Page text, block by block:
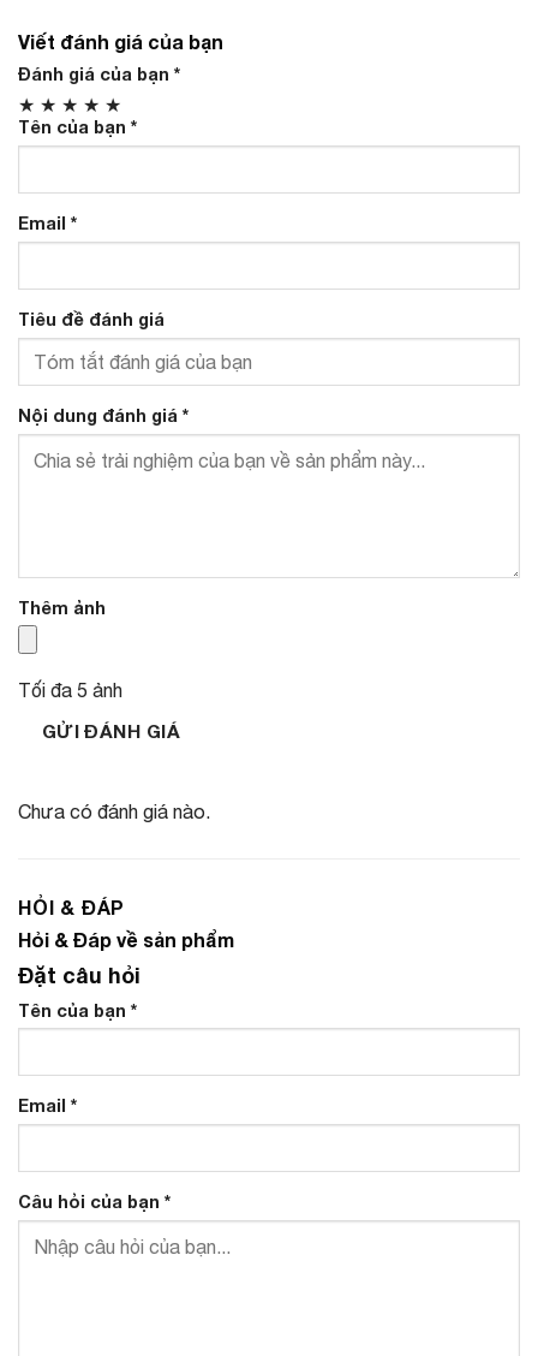
Viết đánh giá của bạn
Đánh giá của bạn *
★ ★ ★ ★ ★
Tên của bạn *
Email *
Tiêu đề đánh giá
Nội dung đánh giá *
Thêm ảnh
Tối đa 5 ảnh
GỬI ĐÁNH GIÁ
Chưa có đánh giá nào.
HỎI & ĐÁP
Hỏi & Đáp về sản phẩm
Đặt câu hỏi
Tên của bạn *
Email *
Câu hỏi của bạn *